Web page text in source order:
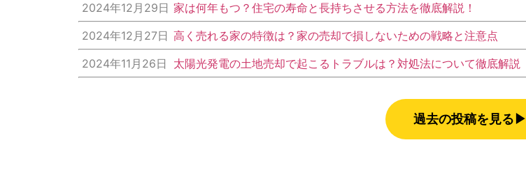
2024年12月29日 家は何年もつ？住宅の寿命と長持ちさせる方法を徹底解説！
2024年12月27日 高く売れる家の特徴は？家の売却で損しないための戦略と注意点
2024年11月26日
太陽光発電の土地売却で起こるトラブルは？対処法について徹底解説
過去の投稿を見る▶︎